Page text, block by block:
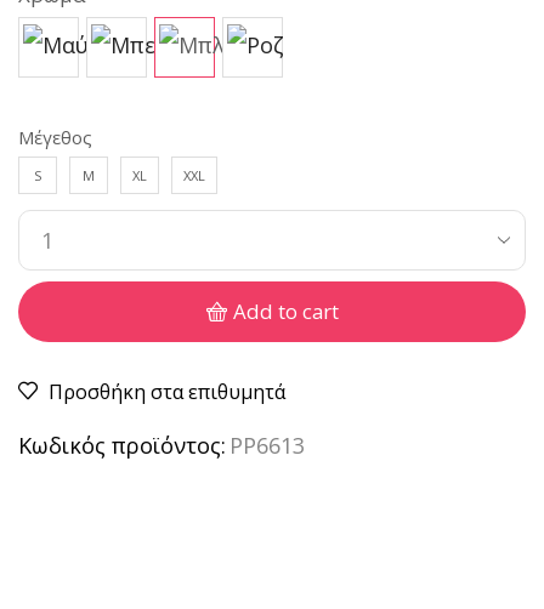
Μέγεθος
S M XL XXL
Add to cart
Προσθήκη στα επιθυμητά
Κωδικός προϊόντος: PP6613